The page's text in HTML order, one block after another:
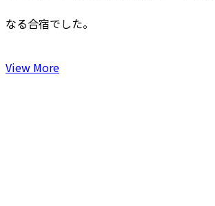
なる合宿でした。
View More